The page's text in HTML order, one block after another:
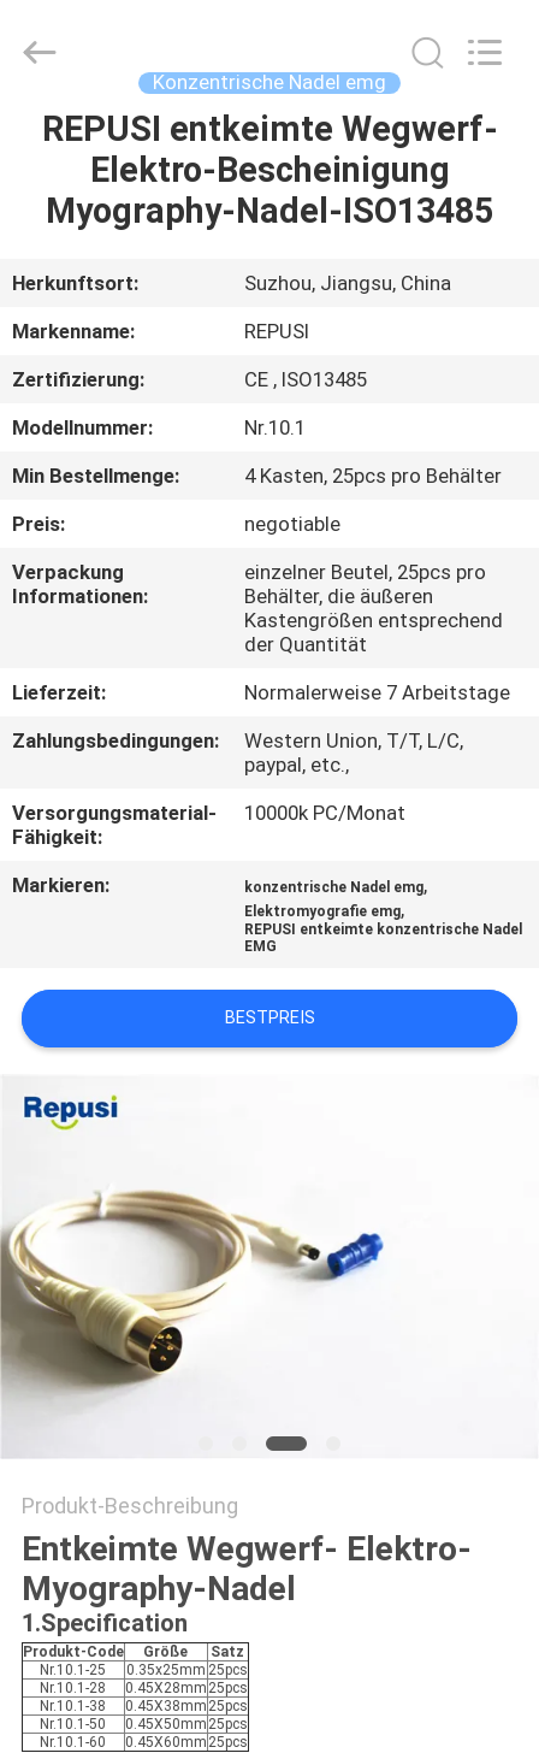
HAUS
PRODUKTE
ÜBER
UNS
FABRIK-
AUSFLUG
QUALITÄTSKONTROLLE
TRETEN
MIT
IN
VERBINDUNG
NACHRICHTEN
SIE EIN
ZITAT
SITEMAP
PRIVACY
POLICY
Electronics
Co.,Ltd..
Konzentrische Nadel emg
REPUSI entkeimte Wegwerf-
Elektro-Bescheinigung
Myography-Nadel-ISO13485
Herkunftsort:
Suzhou, Jiangsu, China
Markenname:
REPUSI
Zertifizierung:
CE , ISO13485
Modellnummer:
Nr.10.1
Min Bestellmenge:
4 Kasten, 25pcs pro Behälter
Preis:
negotiable
Verpackung
Informationen:
einzelner Beutel, 25pcs pro
Behälter, die äußeren
Kastengrößen entsprechend
der Quantität
Lieferzeit:
Normalerweise 7 Arbeitstage
Zahlungsbedingungen:
Western Union, T/T, L/C,
paypal, etc.,
Versorgungsmaterial-
Fähigkeit:
10000k PC/Monat
Markieren: konzentrische Nadel emg,
Elektromyografie emg,
REPUSI entkeimte konzentrische Nadel
EMG
BESTPREIS
Produkt-Beschreibung
Entkeimte Wegwerf- Elektro-
Myography-Nadel
1.Specification
Produkt-Code Größe
Satz
Nr.10.1-25
0.35x25mm 25pcs
Nr.10.1-28
0.45X28mm 25pcs
Nr.10.1-38
0.45X38mm 25pcs
Nr.10.1-50
0.45X50mm 25pcs
Nr.10.1-60
0.45X60mm 25pcs